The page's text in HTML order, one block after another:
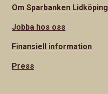
Om Sparbanken Lidköping
Jobba hos oss
Finansiell information
Press